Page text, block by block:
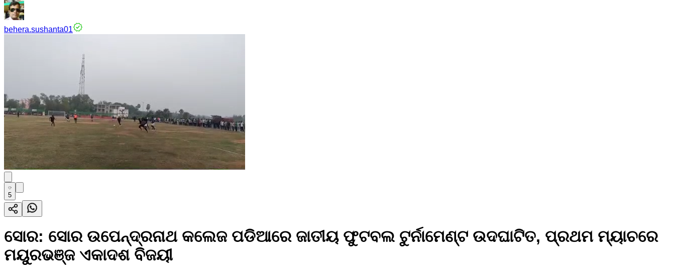
behera.sushanta01
5
ସୋର: ସୋର ଉପେନ୍ଦ୍ରନାଥ କଲେଜ ପଡିଆରେ ଜାତୀୟ ଫୁଟବଲ ଟୁର୍ନାମେଣ୍ଟ ଉଦଘାଟିତ, ପ୍ରଥମ ମ୍ୟାଚରେ
ମୟୁରଭଞ୍ଜ ଏକାଦଶ ବିଜୟୀ